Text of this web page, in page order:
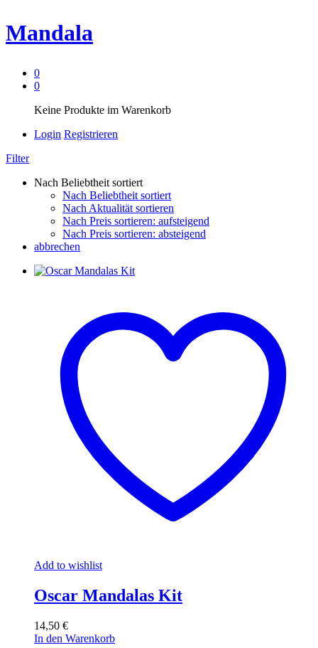
Mandala
0
0
Keine Produkte im Warenkorb
Login Registrieren
Filter
Nach Beliebtheit sortiert
Nach Beliebtheit sortiert
Nach Aktualität sortieren
Nach Preis sortieren: aufsteigend
Nach Preis sortieren: absteigend
abbrechen
Add to wishlist
Oscar Mandalas Kit
14,50 €
In den Warenkorb